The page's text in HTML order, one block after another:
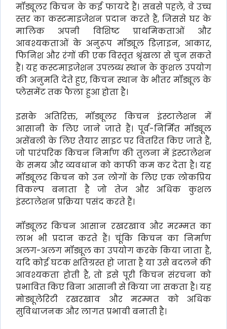
मॉड्यूलर किचन के कई फायदे हैं। सबसे पहले, वे उच्च
स्तर का कस्टमाइजेशन प्रदान करते हैं, जिससे घर के
मालिक अपनी विशिष्ट प्राथमिकताओं और
आवश्यकताओं के अनुरूप मॉड्यूल डिज़ाइन, आकार,
फिनिश और रंगों की एक विस्तृत श्रृंखला से चुन सकते
हैं। यह कस्टमाइजेशन उपलब्ध स्थान के कुशल उपयोग
की अनुमति देते हुए, किचन स्थान के भीतर मॉड्यूल के
प्लेसमेंट तक फैला हुआ होता है।
इसके अतिरिक्त, मॉड्यूलर किचन इंस्टालेशन में
आसानी के लिए जाने जाते हैं। पूर्व-निर्मित मॉड्यूल
असेंबली के लिए तैयार साइट पर वितरित किए जाते हैं,
जो पारंपरिक किचन निर्माण की तुलना में इंस्टालेशन
के समय और व्यवधान को काफी कम कर देता है। यह
मॉड्यूलर किचन को उन लोगों के लिए एक लोकप्रिय
विकल्प बनाता है जो तेज और अधिक कुशल
इंस्टालेशन प्रक्रिया पसंद करते हैं।
मॉड्यूलर किचन आसान रखरखाव और मरम्मत का
लाभ भी प्रदान करते हैं। चूंकि किचन का निर्माण
अलग-अलग मॉड्यूल का उपयोग करके किया जाता है,
यदि कोई घटक क्षतिग्रस्त हो जाता है या उसे बदलने की
आवश्यकता होती है, तो इसे पूरी किचन संरचना को
प्रभावित किए बिना आसानी से किया जा सकता है। यह
मोड्यूलेरिटी रखरखाव और मरम्मत को अधिक
सुविधाजनक और लागत प्रभावी बनाती है।